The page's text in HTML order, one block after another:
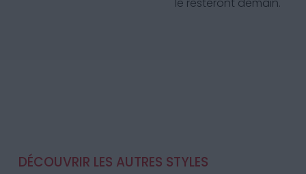
DÉCOUVRIR LES AUTRES STYLES